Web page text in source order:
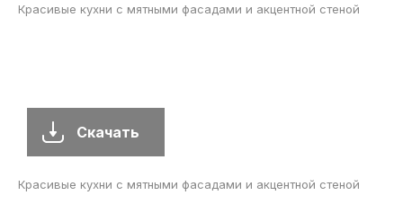
Красивые кухни с мятными фасадами и акцентной стеной
Скачать
Красивые кухни с мятными фасадами и акцентной стеной